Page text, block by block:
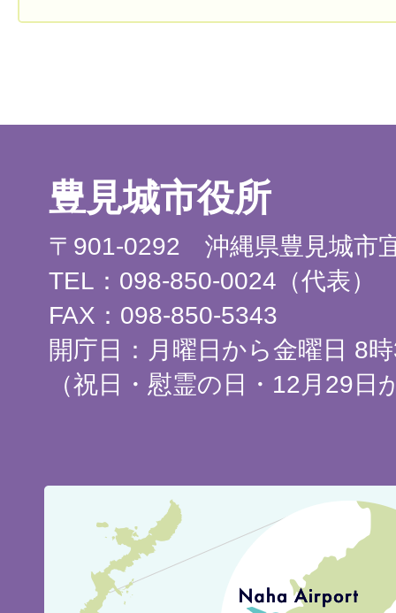
豊見城市役所
〒901-0292 沖縄県豊見城市
TEL：098-850-0024（代表）
FAX：098-850-5343
開庁日：月曜日から金曜日 8
（祝日・慰霊の日・12月29日